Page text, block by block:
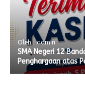
Oleh : admin
SMA Negeri 12
Penghargaan atas